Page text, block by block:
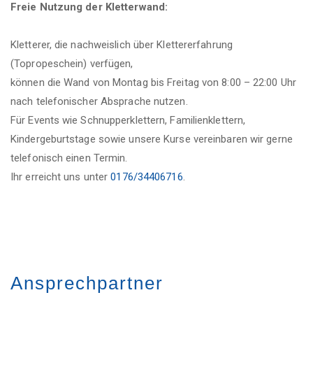
Freie Nutzung der Kletterwand:
Kletterer, die nachweislich über Klettererfahrung
(Topropeschein) verfügen,
können die Wand von Montag bis Freitag von 8:00 – 22:00 Uhr
nach telefonischer Absprache nutzen.
Für Events wie Schnupperklettern, Familienklettern,
Kindergeburtstage sowie unsere Kurse vereinbaren wir gerne
telefonisch einen Termin.
Ihr erreicht uns unter0176/34406716.
Ansprechpartner